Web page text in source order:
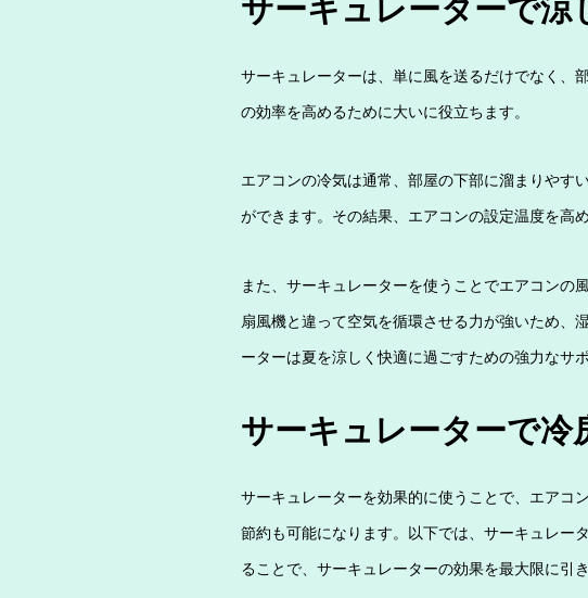
サーキュレーターで涼
サーキュレーターは、単に風を送るだけでなく、
の効率を高めるために大いに役立ちます。
エアコンの冷気は通常、部屋の下部に溜まりやす
ができます。その結果、エアコンの設定温度を高
また、サーキュレーターを使うことでエアコンの
扇風機と違って空気を循環させる力が強いため、
ーターは夏を涼しく快適に過ごすための強力なサ
サーキュレーターで冷
サーキュレーターを効果的に使うことで、エアコ
節約も可能になります。以下では、サーキュレー
ることで、サーキュレーターの効果を最大限に引